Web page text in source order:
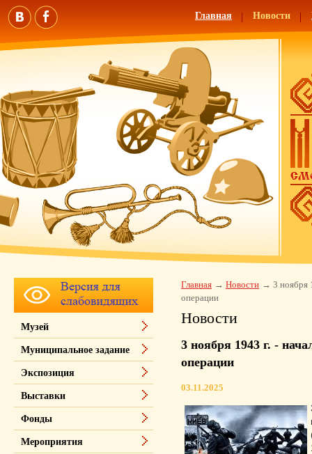
Главная Новости
Главная Новости
3 ноября
операции
Новости
3 ноября 1943 г. -
операции
03.11.2025
Музей
Муниципальное задание
Экспозиция
Выставки
Фонды
Мероприятия